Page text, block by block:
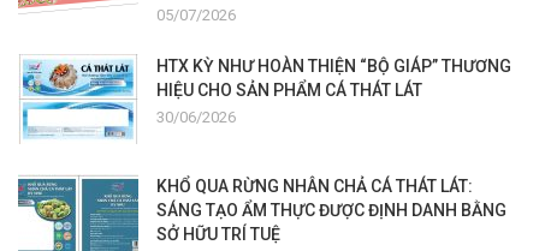
05/07/2026
HTX KỲ NHƯ HOÀN THIỆN “BỘ GIÁP” THƯƠNG
HIỆU CHO SẢN PHẨM CÁ THÁT LÁT
30/06/2026
KHỔ QUA RỪNG NHÂN CHẢ CÁ THÁT LÁT:
SÁNG TẠO ẨM THỰC ĐƯỢC ĐỊNH DANH BẰNG
SỞ HỮU TRÍ TUỆ